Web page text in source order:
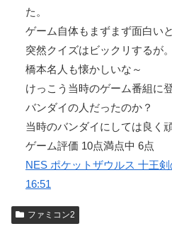
た。
ゲーム自体もまずまず面白いと
突然クイズはビックリするが。
橋本名人も懐かしいな～
けっこう当時のゲーム番組に
バンダイの人だったのか？
当時のバンダイにしては良く
ゲーム評価 10点満点中 6点
NES ポケットザウルス 十王
16:51
ファミコン2